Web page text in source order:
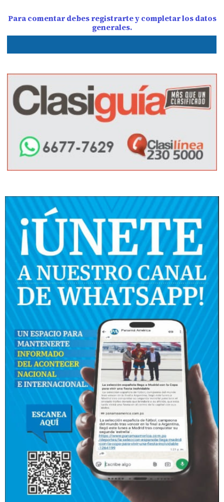
Para comentar debes registrarte y completar los datos
generales.